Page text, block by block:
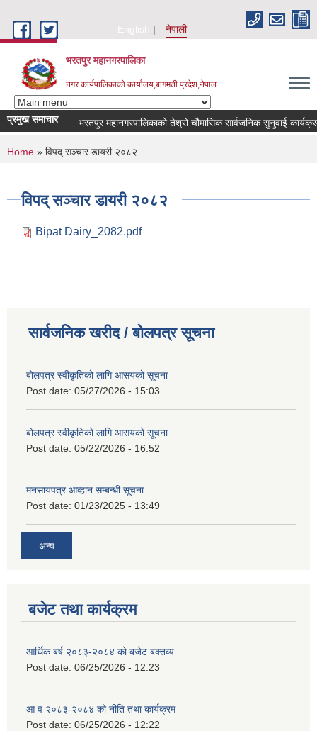
English
नेपाली
भरतपुर महानगरपालिका
नगर कार्यपालिकाको कार्यालय,बागमती प्रदेश,नेपाल
प्रमुख समाचार भरतपुर महानगरपालिकाको तेश्रो चौमासिक सार्वजनिक सुनुवाई कार्यक्रम
You are here
Home » विपद् सञ्चार डायरी २०८२
विपद् सञ्चार डायरी २०८२
Bipat Dairy_2082.pdf
सार्वजनिक खरीद / बोलपत्र सूचना
बोलपत्र स्वीकृतिको लागि आसयको सूचना
Post date: 05/27/2026 - 15:03
बोलपत्र स्वीकृतिको लागि आसयको सूचना
Post date: 05/22/2026 - 16:52
मनसायपत्र आव्हान सम्बन्धी सूचना
Post date: 01/23/2025 - 13:49
अन्य
बजेट तथा कार्यक्रम
आर्थिक बर्ष २०८३-२०८४ को बजेट बक्तव्य
Post date: 06/25/2026 - 12:23
आ व २०८३-२०८४ को नीति तथा कार्यक्रम
Post date: 06/25/2026 - 12:22